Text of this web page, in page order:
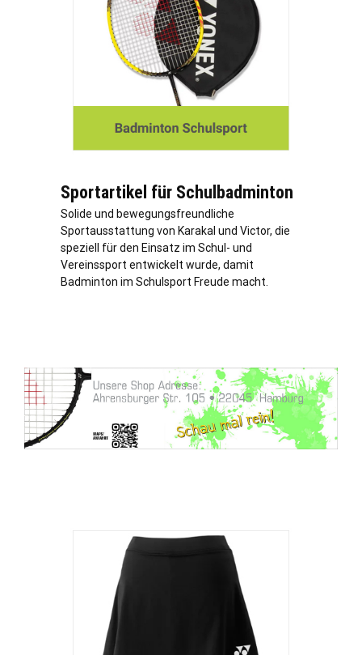
Sportartikel für Schulbadminton
Solide und bewegungsfreundliche
Sportausstattung von Karakal und Victor, die
speziell für den Einsatz im Schul- und
Vereinssport entwickelt wurde, damit
Badminton im Schulsport Freude macht.